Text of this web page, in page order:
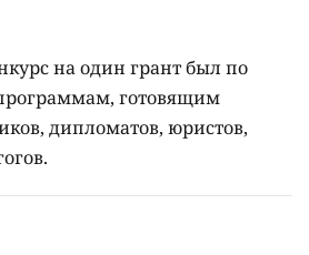
на один грант был по
готовящим
дипломатов, юристов,